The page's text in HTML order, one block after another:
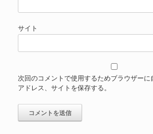
サイト
次回のコメントで使用するためブラウザー
アドレス、サイトを保存する。